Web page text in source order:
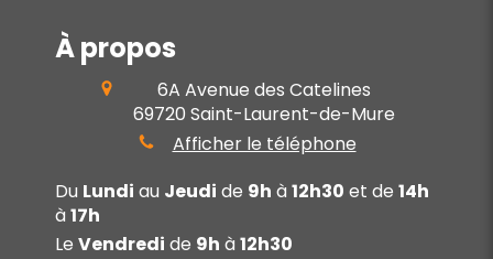
À propos
6A Avenue des Catelines
69720 Saint-Laurent-de-Mure
Afficher le téléphone
Du Lundi au Jeudi de 9h à12h30 et de 14h
à17h
Le Vendredi de 9h à12h30